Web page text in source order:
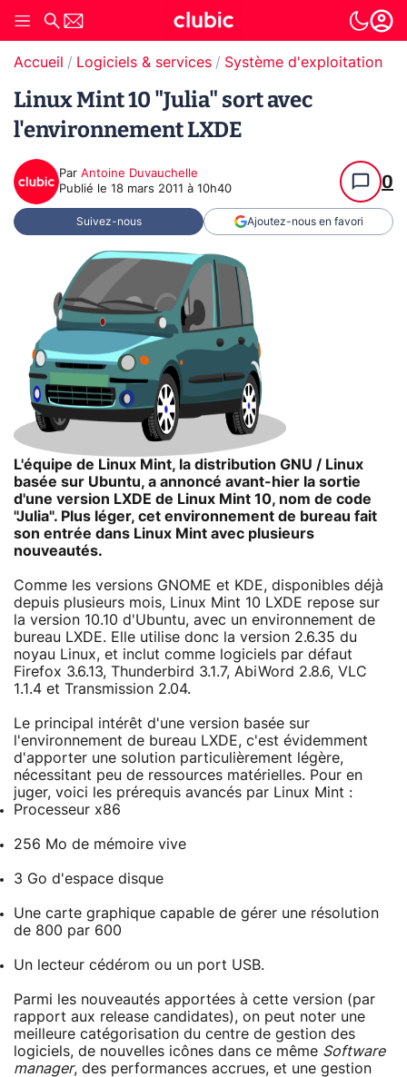
Accueil Logiciels & services Système d'exploitation
Linux Mint 10 "Julia" sort avec
l'environnement LXDE
Par Antoine Duvauchelle
Publié le 18 mars 2011 à 10h40 0
Suivez-nous Ajoutez-nous en favori
L'équipe de Linux Mint, la distribution GNU / Linux
basée sur Ubuntu, a annoncé avant-hier la sortie
d'une version LXDE de Linux Mint 10, nom de code
"Julia". Plus léger, cet environnement de bureau fait
son entrée dans Linux Mint avec plusieurs
nouveautés.
Comme les versions GNOME et KDE, disponibles déjà
depuis plusieurs mois, Linux Mint 10 LXDE repose sur
la version 10.10 d'Ubuntu, avec un environnement de
bureau LXDE. Elle utilise donc la version 2.6.35 du
noyau Linux, et inclut comme logiciels par défaut
Firefox 3.6.13, Thunderbird 3.1.7, AbiWord 2.8.6, VLC
1.1.4 et Transmission 2.04.
Le principal intérêt d'une version basée sur
l'environnement de bureau LXDE, c'est évidemment
d'apporter une solution particulièrement légère,
nécessitant peu de ressources matérielles. Pour en
juger, voici les prérequis avancés par Linux Mint :
Processeur x86
256 Mo de mémoire vive
3 Go d'espace disque
Une carte graphique capable de gérer une résolution
de 800 par 600
Un lecteur cédérom ou un port USB.
Parmi les nouveautés apportées à cette version (par
rapport aux release candidates), on peut noter une
meilleure catégorisation du centre de gestion des
logiciels, de nouvelles icônes dans ce même Software
manager, des performances accrues, et une gestion